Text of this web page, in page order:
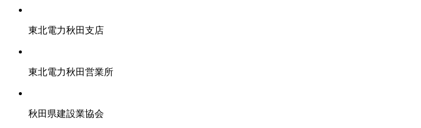
東北電力秋田支店
東北電力秋田営業所
秋田県建設業協会